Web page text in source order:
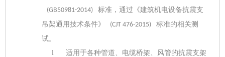
(GB50981-2014)
标准，通过《建筑机电设备抗震支
吊架通用技术条件》
(CJT 476-2015)
标准的相关测
试。
l
适用于各种管道、电缆桥架、风管的抗震支架